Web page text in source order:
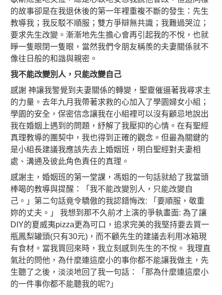
的故事卻是在我退休後的第一年裡重複不斷的發生：先生
教導我；我反駁不順服；雙方爭辯無共識；我難過哭泣；
要求先生改變。漸漸地先生擔心會再引起我的不悅，也就
睜一隻眼閉一隻眼，當然我們令朋友稱羨的夫妻關係就不
像往日般的和諧與親密。
我不能改變別人，只能改變自己
感謝 神讓我警覺到夫妻關係的轉變，聖靈催逼著我尋求主
的力量。去年九月我帶著求救的心加入了學園婦女小組；
學園的安全，保密信念讓我在小組裡可以沒有顧忌地說出
我在婚姻上遇到的問題，紓解了我壓抑的心情。在有聖經
真理教導的團契中，我也得到正確的觀念。但最為關鍵的
是小組長建議我應該先去上婚姻班，明白聖經對夫妻相
處、溝通及彼此角色責任的真理。
感謝主，婚姻班的第一堂課，馮姐的一句話就給了我當頭
棒喝的教導與提醒：「我不能改變別人，只能改變自
己。」第二句話竟令驕傲的我認錯悔改: 「要順服，敬重
妳的丈夫。」 我想到那不久前才上演的爭執畫面: 為了讓
DIY的夏威夷pizza更為可口，追求完美的我堅持要去買一
瓶鳳梨罐頭(只有30元)，而不顧先生的建議去利用冰箱現
有食材。當我買回來時，我立刻感到先生的不悅。 我理直
氣壯的問他，為什麼連這麼小的事你都不能讓我做主，先
生聽了之後，淡淡地回了我一句話：「那為什麼連這麼小
的一件事你都不能聽我的呢?」